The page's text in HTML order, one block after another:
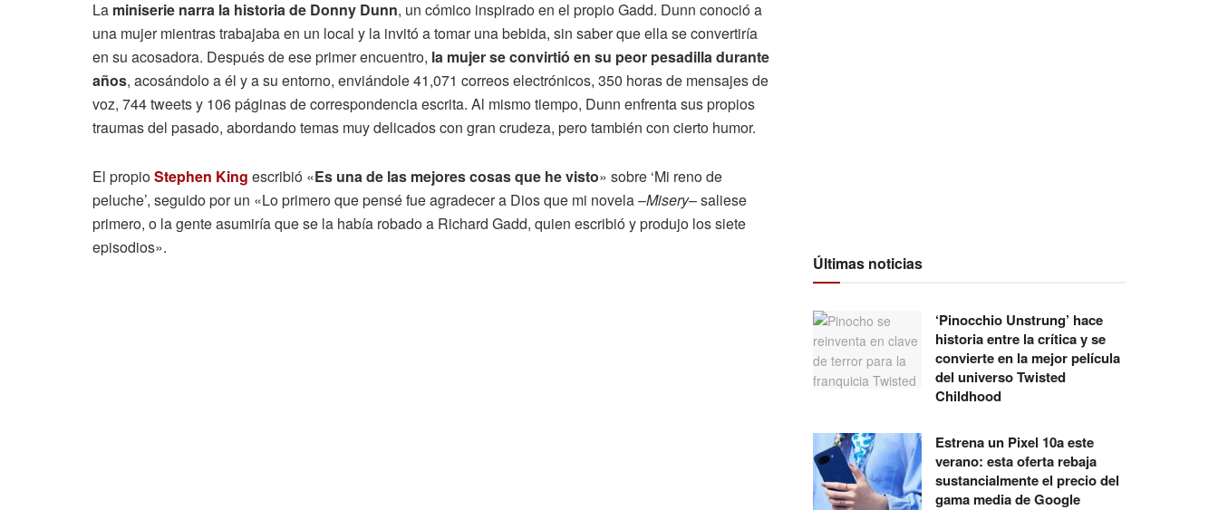
La miniserie narra la historia de Donny Dunn, un cómico inspirado en el propio Gadd. Dunn conoció a
una mujer mientras trabajaba en un local y la invitó a tomar una bebida, sin saber que ella se convertiría
en su acosadora. Después de ese primer encuentro, la mujer se convirtió en su peor pesadilla durante
años, acosándolo a él y a su entorno, enviándole 41,071 correos electrónicos, 350 horas de mensajes de
voz, 744 tweets y 106 páginas de correspondencia escrita. Al mismo tiempo, Dunn enfrenta sus propios
traumas del pasado, abordando temas muy delicados con gran crudeza, pero también con cierto humor.
El propioStephen King escribió «Es una de las mejores cosas que he visto» sobre ‘Mi reno de
peluche’, seguido por un «Lo primero que pensé fue agradecer a Dios que mi novela –Misery– saliese
primero, o la gente asumiría que se la había robado a Richard Gadd, quien escribió y produjo los siete
episodios».
Últimas noticias
‘Pinocchio Unstrung’ hace
historia entre la crítica y se
convierte en la mejor película
del universo Twisted
Childhood
Estrena un Pixel 10a este
verano: esta oferta rebaja
sustancialmente el precio del
gama media de Google